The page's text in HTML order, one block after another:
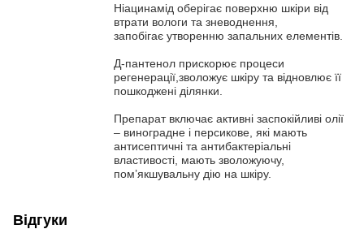
Ніацинамід оберігає поверхню шкіри від
втрати вологи та зневоднення,
запобігає утворенню запальних елементів.
Д-пантенол прискорює процеси
регенерації,зволожує шкіру та відновлює її
пошкоджені ділянки.
Препарат включає активні заспокійливі олії
– виноградне і персикове, які мають
антисептичні та антибактеріальні
властивості, мають зволожуючу,
пом’якшувальну дію на шкіру.
Відгуки